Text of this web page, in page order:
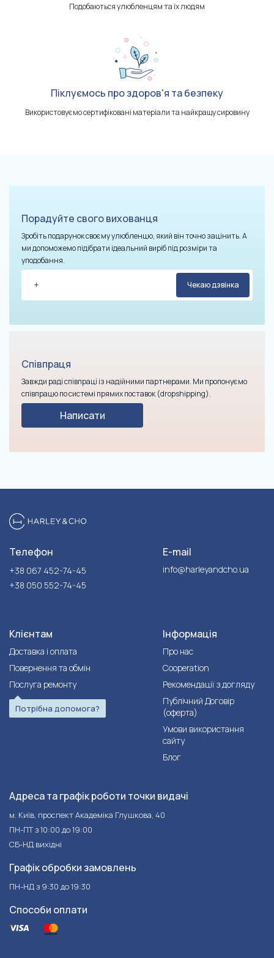
Подобаються улюбленцям та їх людям
Піклуємось про здоров'я та безпеку
Використовуємо сертифіковані матеріали та найкращу сировину
Порадуйте свого вихованця
Зробіть подарунок своєму улюбленцю, який він точно зацінить. А
ми допоможемо підібрати ідеальний виріб під розміри та
уподобання.
Співпраця
Завжди раді співпраці із надійними партнерами. Ми пропонуємо
співпрацю по системі прямих поставок (dropshipping).
Написати
Телефон
+38 067 452-74-45
+38 050 552-74-45
E-mail
info@harleyandcho.ua
Клієнтам
Доставка і оплата
Повернення та обмін
Послуга ремонту
Потрібна допомога?
Інформація
Про нас
Cooperation
Рекомендації з догляду
Публічний Договір
(оферта)
Умови використання
сайту
Блог
Адреса та графік роботи точки видачі
м. Київ, проспект Академіка Глушкова, 40
ПН-ПТ з 10:00 до 19:00
СБ-НД вихідні
Графік обробки замовлень
ПН-НД з 9:30 до 19:30
Способи оплати